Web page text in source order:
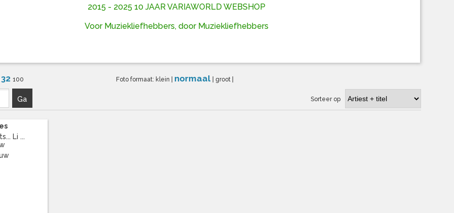
2015 - 2025 10 JAAR VARIAWORLD WEBSHOP
Voor Muziekliefhebbers, door Muziekliefhebbers
32 100 Foto formaat: klein normaal groot
Ga Sorteer op
Li ...